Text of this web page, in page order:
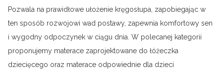
Pozwala na prawidłowe ułożenie kręgosłupa, zapobiegając w
ten sposób rozwojowi wad postawy, zapewnia komfortowy sen
i wygodny odpoczynek w ciągu dnia. W polecanej kategorii
proponujemy materace zaprojektowane do łóżeczka
dziecięcego oraz materace odpowiednie dla dzieci